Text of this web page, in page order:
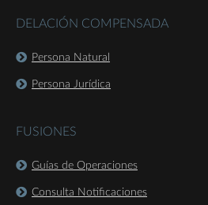
DELACIÓN COMPENSADA
Persona Natural
Persona Jurídica
FUSIONES
Guías de Operaciones
Consulta Notificaciones